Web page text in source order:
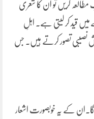
کریں تو ان کا شعری
میں قید کر لیتی ہے۔ اہلِ
نصیبی تصور کرتے ہیں۔ جس
گا۔ان کے یہ خوبصورت اشعار